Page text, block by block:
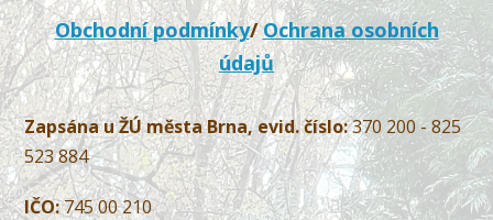
Obchodní podmínky/Ochrana osobních
údajů
Zapsána u ŽÚ města Brna, evid. číslo:370 200 - 825
523 884
IČO:745 00 210